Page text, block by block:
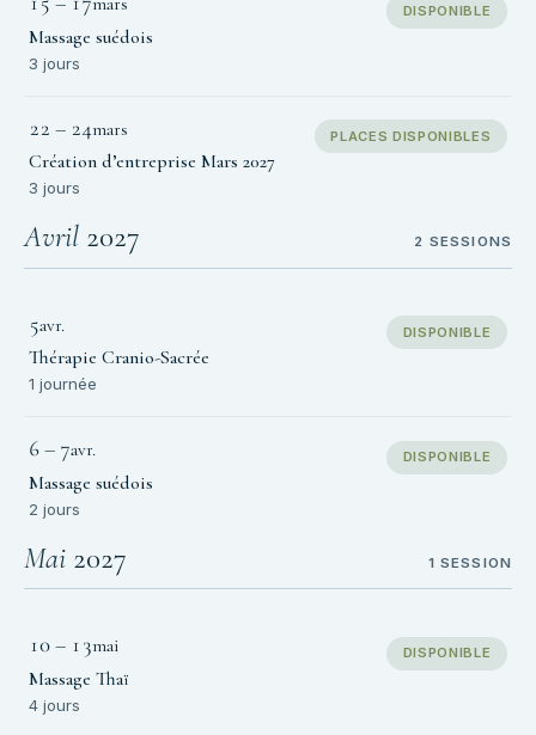
Massage suédois
3 jours
DISPONIBLE
22 – 24mars
Création d’entreprise Mars 2027
3 jours
PLACES DISPONIBLES
Avril 2027 2 SESSIONS
5avr.
Thérapie Cranio-Sacrée
1 journée
DISPONIBLE
6– 7avr.
Massage suédois
2 jours
DISPONIBLE
Mai 2027 1 SESSION
10– 13mai
Massage Thaï
4 jours
DISPONIBLE